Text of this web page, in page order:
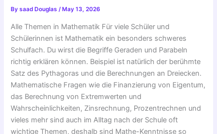
Bysaad Douglas/ May 13, 2026
Alle Themen in Mathematik Für viele Schüler und
Schülerinnen ist Mathematik ein besonders schweres
Schulfach. Du wirst die Begriffe Geraden und Parabeln
richtig erklären können. Beispiel ist natürlich der berühmte
Satz des Pythagoras und die Berechnungen an Dreiecken.
Mathematische Fragen wie die Finanzierung von Eigentum,
das Berechnung von Extremwerten und
Wahrscheinlichkeiten, Zinsrechnung, Prozentrechnen und
vieles mehr sind auch im Alltag nach der Schule oft
wichtige Themen, deshalb sind Mathe-Kenntnisse so